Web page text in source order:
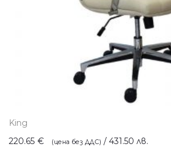
King
220.65 € / 431.50 лв.